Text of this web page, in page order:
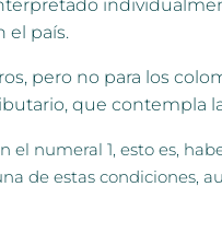
el país.
pero no para los
que contempla
numeral 1, esto es,
de estas